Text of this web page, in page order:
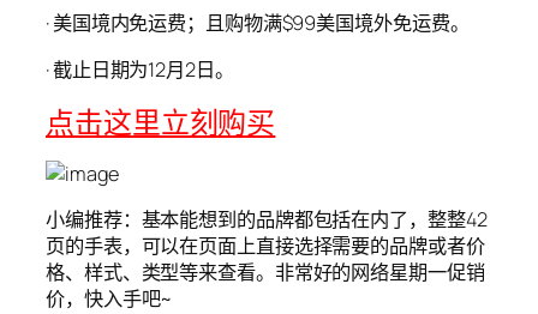
· 美国境内免运费；且购物满$99美国境外免运费。
· 截止日期为12月2日。
点击这里立刻购买
小编推荐：基本能想到的品牌都包括在内了，整整42
页的手表，可以在页面上直接选择需要的品牌或者价
格、样式、类型等来查看。非常好的网络星期一促销
价，快入手吧~